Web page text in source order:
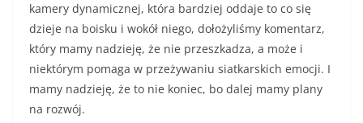
kamery dynamicznej, która bardziej oddaje to co się
dzieje na boisku i wokół niego, dołożyliśmy komentarz,
który mamy nadzieję, że nie przeszkadza, a może i
niektórym pomaga w przeżywaniu siatkarskich emocji. I
mamy nadzieję, że to nie koniec, bo dalej mamy plany
na rozwój.